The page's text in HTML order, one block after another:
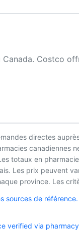
Costco
directes
totaux en
Les prix peuvent
province. Les
sources de référence.
verified via